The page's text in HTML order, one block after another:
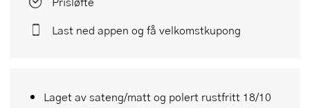
Laget av sateng/matt og polert rustfritt 18/10
Last ned appen og få velkomstkupong